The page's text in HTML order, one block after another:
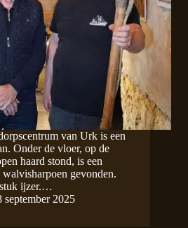
van Urk is een
Onder de vloer, op de
haard stond, is een
gevonden.
ijzer.…
september 2025